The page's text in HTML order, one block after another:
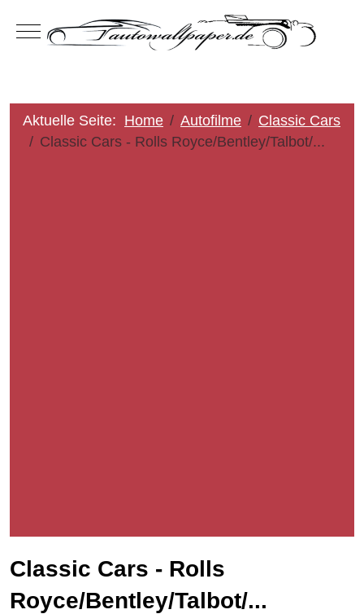
Mobile Menu Toggle
Aktuelle Seite: Home Autofilme
Classic Cars
Classic Cars - Rolls Royce/Bentley/Talbot/...
Classic Cars - Rolls
Royce/Bentley/Talbot/...